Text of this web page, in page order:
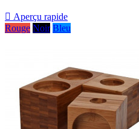
 Aperçu rapide
Rouge Noir Bleu